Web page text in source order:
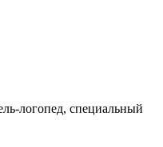
логопед, специальный